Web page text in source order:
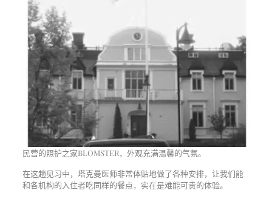
民营的照护之家BLOMSTER，外观充满温馨的气氛。
在这趟见习中，塔克曼医师非常体贴地做了各种安排，让我们能
和各机构的入住者吃同样的餐点，实在是难能可贵的体验。